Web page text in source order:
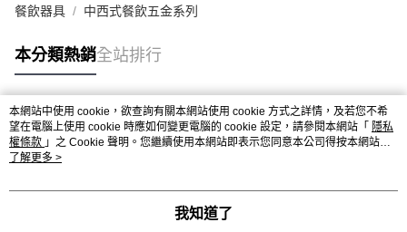
權轉讓予恩沛科技股份有限公司。
https://aftee.tw/terms/#terms3
３．未成年的使用者請事先徵得法定代理人或監護人之同意方可使用
任。
４．使用「AFTEE先享後付」時，將依據個別帳號之用戶狀況，依本公司即
時審查核予不同之上限額度；若仍有額度不足之情形，本公司將視審查結果
請求用戶進行身份認證。
５．嚴禁一人註冊多個帳號或使用他人資訊註冊。若發現惡意使用之情形，
每筆NT$90，滿NT$990(含以上)免運費
宅配-新竹物流
每筆NT$150，滿NT$2,000(含以上)免運費
離島客戶-中華郵政
每筆NT$120，滿NT$2,000(含以上)免運費
餐飲器具 中西式餐飲五金系列
本分類熱銷全站排行
熱門標籤
本網站中使用 cookie，欲查詢有關本網站使用 cookie 方式之詳情，及若您不希
望在電腦上使用 cookie 時應如何變更電腦的 cookie 設定，請參閱本網站「 隱私
權條款 」之 Cookie 聲明。您繼續使用本網站即表示您同意本公司得按本網站使
用條款之 Cookie 聲明使用 cookie。
了解更多 >
我知道了